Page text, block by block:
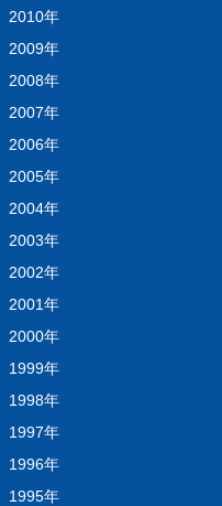
2010年
2009年
2008年
2007年
2006年
2005年
2004年
2003年
2002年
2001年
2000年
1999年
1998年
1997年
1996年
1995年